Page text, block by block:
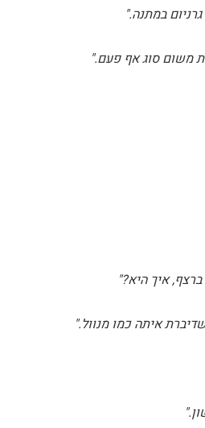
במתנה."
משום סוג אף פעם."
איך היא?"
איתה כמו מנוול."